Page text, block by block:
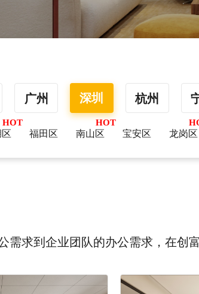
广州 深圳 杭州
福田区 南山区 宝安区 龙岗区
需求到企业团队的办公需求，在创